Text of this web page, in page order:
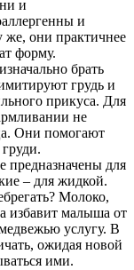
и
и
же, они практичнее
форму.
брать
грудь и
прикуса. Для
не
Они помогают
предназначены для
– для жидкой.
Молоко,
избавит малыша от
услугу. В
ожидая новой
ими.